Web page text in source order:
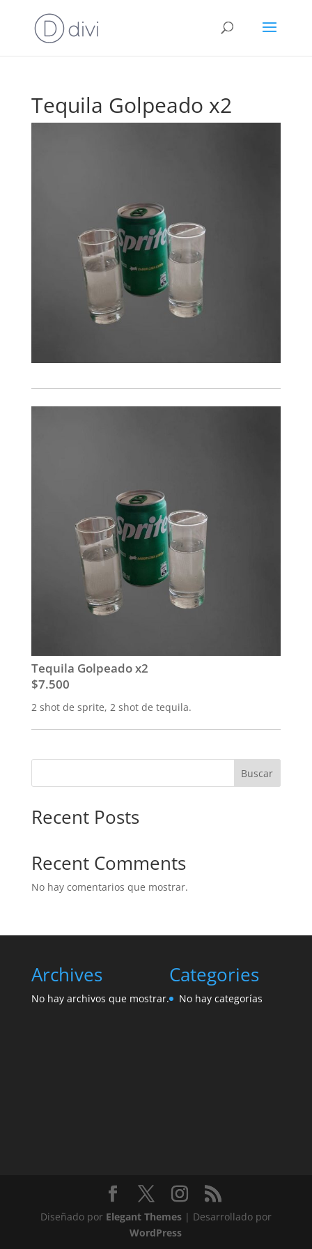
Tequila Golpeado x2
Tequila Golpeado x2
$7.500
2 shot de sprite, 2 shot de tequila.
Buscar
Recent Posts
Recent Comments
No hay comentarios que mostrar.
Archives
No hay archivos que mostrar.
Categories
No hay categorías
Diseñado por Elegant Themes| Desarrollado por
WordPress